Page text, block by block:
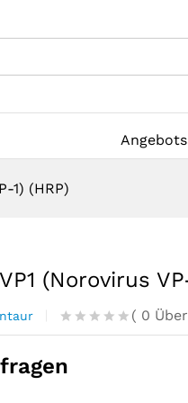
1) (HRP)
(Norovirus
R
t
0
( 0